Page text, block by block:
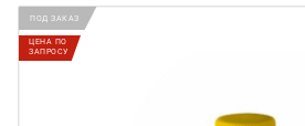
ПОД ЗАКАЗ
ЦЕНА ПО
ЗАПРОСУ